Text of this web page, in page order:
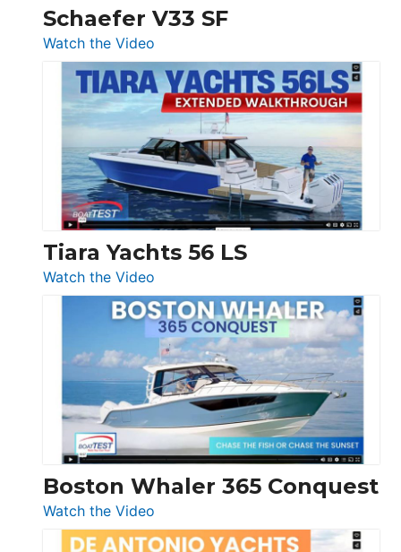
Trawler
Princess
F58
Flybridge
at
Boot
Düsseldorf
Schaefer V33 SF
Watch the Video
Schaefer
V33
SF
Tiara Yachts 56 LS
Watch the Video
Tiara
Yachts
56
LS
Boston Whaler 365 Conquest
Watch the Video
Boston